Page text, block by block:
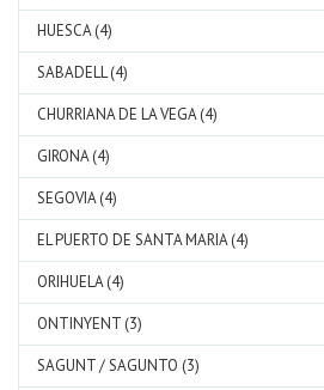
HUESCA (4)
SABADELL (4)
CHURRIANA DE LA VEGA (4)
GIRONA (4)
SEGOVIA (4)
EL PUERTO DE SANTA MARIA (4)
ORIHUELA (4)
ONTINYENT (3)
SAGUNT / SAGUNTO (3)